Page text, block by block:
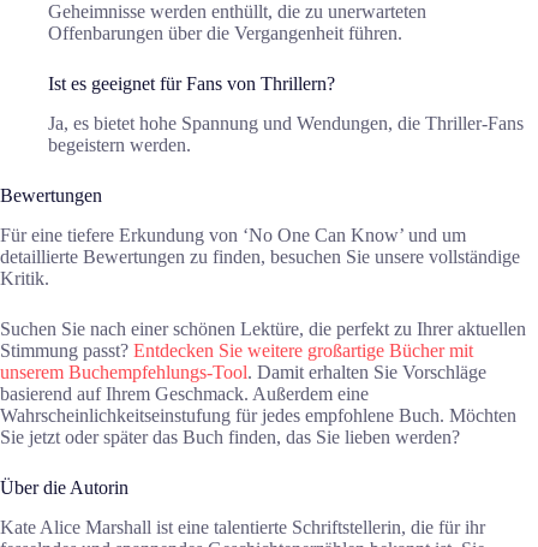
Geheimnisse werden enthüllt, die zu unerwarteten
Offenbarungen über die Vergangenheit führen.
Ist es geeignet für Fans von Thrillern?
Ja, es bietet hohe Spannung und Wendungen, die Thriller-Fans
begeistern werden.
Bewertungen
Für eine tiefere Erkundung von ‘No One Can Know’ und um
detaillierte Bewertungen zu finden, besuchen Sie unsere vollständige
Kritik.
Suchen Sie nach einer schönen Lektüre, die perfekt zu Ihrer aktuellen
Stimmung passt? Entdecken Sie weitere großartige Bücher mit
unserem Buchempfehlungs-Tool. Damit erhalten Sie Vorschläge
basierend auf Ihrem Geschmack. Außerdem eine
Wahrscheinlichkeitseinstufung für jedes empfohlene Buch. Möchten
Sie jetzt oder später das Buch finden, das Sie lieben werden?
Über die Autorin
Kate Alice Marshall ist eine talentierte Schriftstellerin, die für ihr